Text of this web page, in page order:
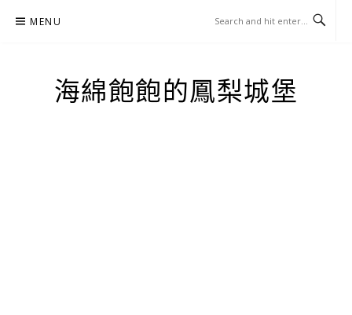
MENU
海綿飽飽的鳳梨城堡